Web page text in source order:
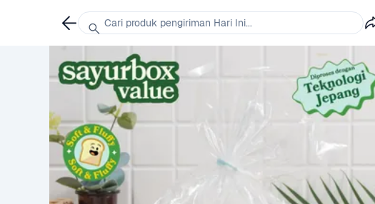
Cari produk pengiriman Hari Ini...